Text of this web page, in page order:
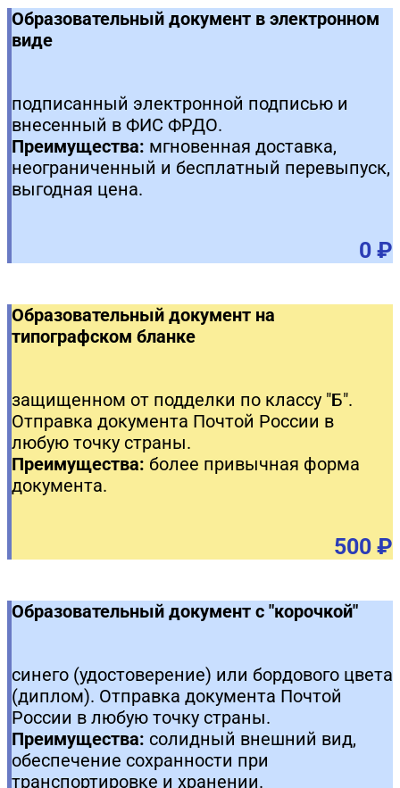
Образовательный документ в электронном
виде
подписанный электронной подписью и
внесенный в ФИС ФРДО.
Преимущества: мгновенная доставка,
неограниченный и бесплатный перевыпуск,
выгодная цена.
0 ₽
Образовательный документ на
типографском бланке
защищенном от подделки по классу "Б".
Отправка документа Почтой России в
любую точку страны.
Преимущества: более привычная форма
документа.
500 ₽
Образовательный документ с "корочкой"
синего (удостоверение) или бордового цвета
(диплом). Отправка документа Почтой
России в любую точку страны.
Преимущества: солидный внешний вид,
обеспечение сохранности при
транспортировке и хранении.